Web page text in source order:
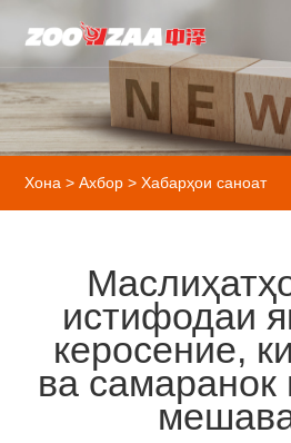
Хона > Ахбор >Хабарҳои саноат
истифодаи
керосение,
ва